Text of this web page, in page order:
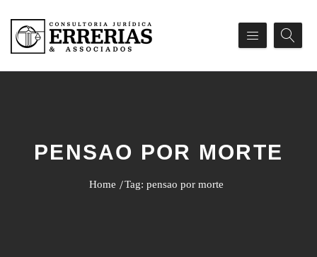
PENSAO POR MORTE
Home Tag: pensao por morte